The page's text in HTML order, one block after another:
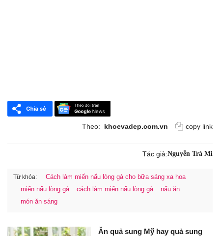
Theo: khoevadep.com.vn copy link
Tác giả:Nguyễn Trà Mi
Từ khóa:
Cách làm miến nấu lòng gà cho bữa sáng xa hoa
miến nấu lòng gà
cách làm miến nấu lòng gà
nấu ăn
món ăn sáng
Ăn quả sung Mỹ hay quả sung